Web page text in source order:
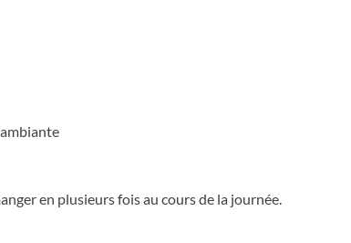
en plusieurs fois au cours de la journée.